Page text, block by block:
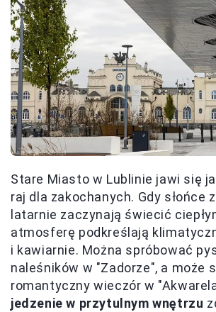
Stare Miasto w Lublinie jawi się
raj dla zakochanych. Gdy słońce
latarnie zaczynają świecić
atmosferę podkreślają
i kawiarnie. Można spróbować
naleśników w "Zadorze", a może
romantyczny wieczór w
jedzenie w przytulnym wnętrzu